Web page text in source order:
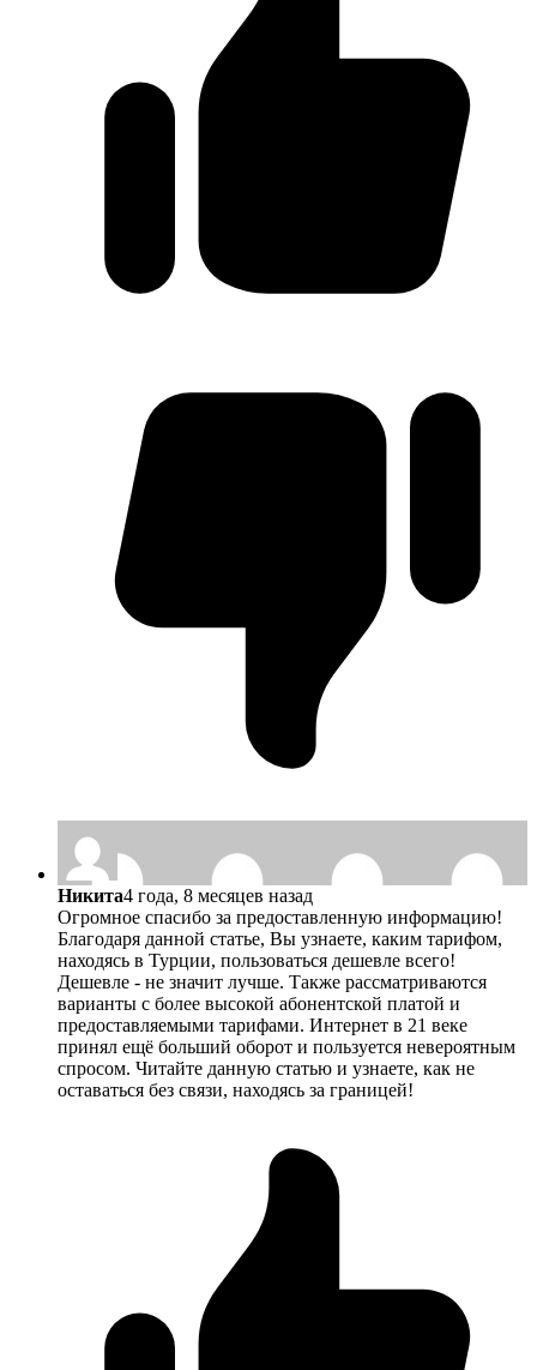
Никита4 года, 8 месяцев назад
Огромное спасибо за предоставленную информацию!
Благодаря данной статье, Вы узнаете, каким тарифом,
находясь в Турции, пользоваться дешевле всего!
Дешевле - не значит лучше. Также рассматриваются
варианты с более высокой абонентской платой и
предоставляемыми тарифами. Интернет в 21 веке
принял ещё больший оборот и пользуется невероятным
спросом. Читайте данную статью и узнаете, как не
оставаться без связи, находясь за границей!